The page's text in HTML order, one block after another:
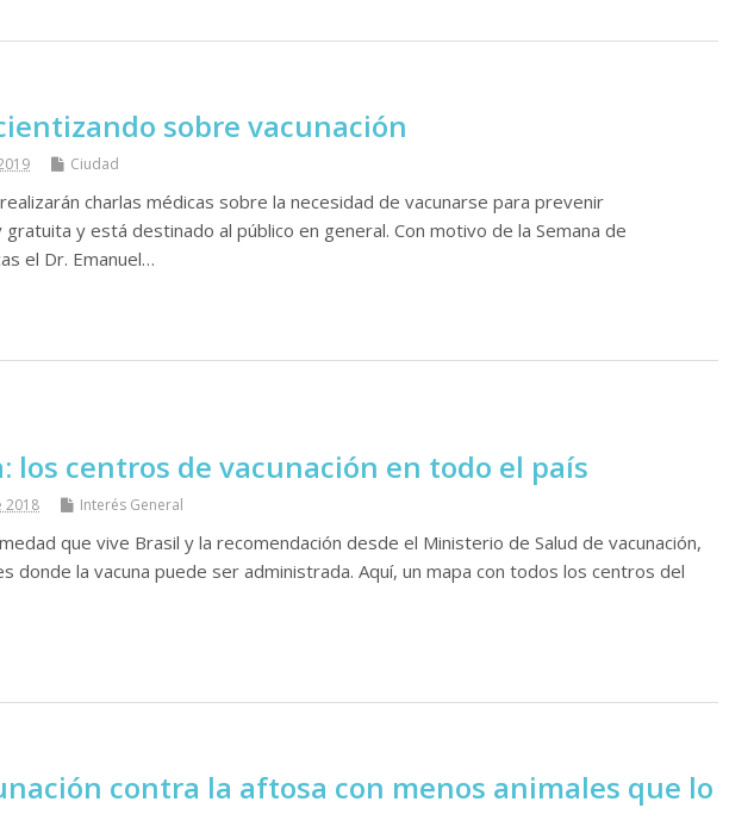
sobre vacunación
Ciudad
charlas médicas sobre la necesidad de vacunarse para prevenir
y está destinado al público en general. Con motivo de la Semana de
el Dr. Emanuel…
los centros de vacunación en todo el país
2018 Interés General
que vive Brasil y la recomendación desde el Ministerio de Salud de vacunación,
donde la vacuna puede ser administrada. Aquí, un mapa con todos los centros del
contra la aftosa con menos animales que lo